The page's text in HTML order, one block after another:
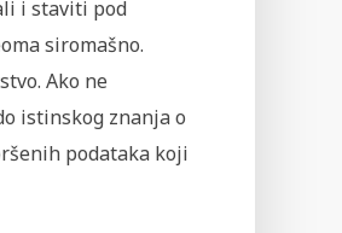
i staviti pod
siromašno.
Ako ne
istinskog znanja o
podataka koji